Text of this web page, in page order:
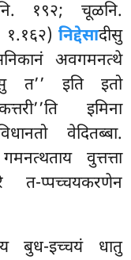
१९२; चूळनि.
१.१६२) निद्देसादीसु
अवगमनत्थे
त’’ इति इतो
इमिना
वेदितब्बा.
वुत्तत्ता
त-प्पच्चयकरणेन
बुध-इच्चयं धातु